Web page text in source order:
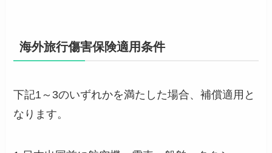
海外旅行傷害保険適用条件
下記1～3のいずれかを満たした場合、補償適用と
なります。